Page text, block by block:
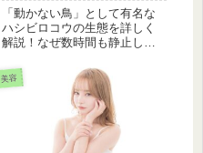
説
「動かない鳥」として有名な
ハシビロコウの生態を詳しく
解説！なぜ数時間も静止し続
略や主食のハイギョとの関
係、実はペリカンの仲間であ
るという意外な事実まで。お
じぎやクラッタリングといっ
た愛らしいコミュニケーショ
ンについてもご紹介します。
美容